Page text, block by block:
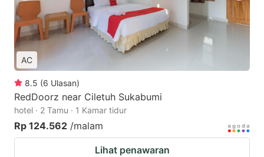
AC
8.5 (6 Ulasan)
RedDoorz near Ciletuh Sukabumi
hotel · 2 Tamu · 1 Kamar tidur
Rp 124.562 /malam
Lihat penawaran